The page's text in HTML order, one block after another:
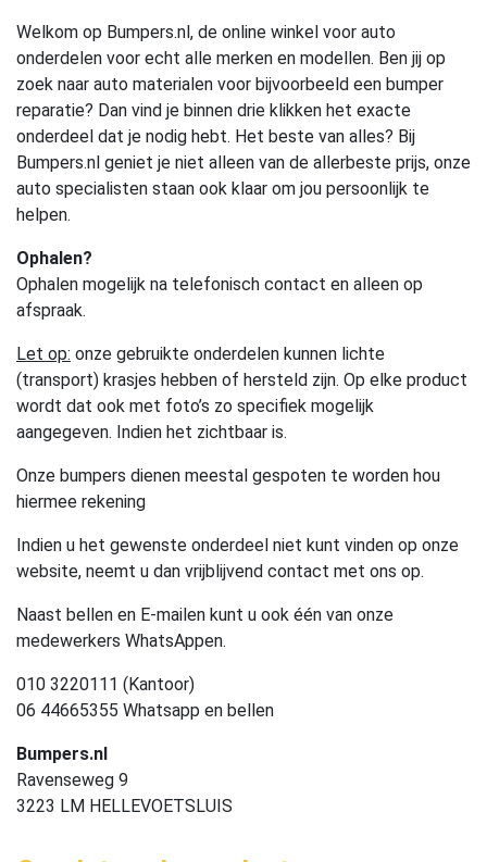
Welkom op Bumpers.nl, de online winkel voor auto
onderdelen voor echt alle merken en modellen. Ben jij op
zoek naar auto materialen voor bijvoorbeeld een bumper
reparatie? Dan vind je binnen drie klikken het exacte
onderdeel dat je nodig hebt. Het beste van alles? Bij
Bumpers.nl geniet je niet alleen van de allerbeste prijs, onze
auto specialisten staan ook klaar om jou persoonlijk te
helpen.
Ophalen?
Ophalen mogelijk na telefonisch contact en alleen op
afspraak.
Let op: onze gebruikte onderdelen kunnen lichte
(transport) krasjes hebben of hersteld zijn. Op elke product
wordt dat ook met foto’s zo specifiek mogelijk
aangegeven. Indien het zichtbaar is.
Onze bumpers dienen meestal gespoten te worden hou
hiermee rekening
Indien u het gewenste onderdeel niet kunt vinden op onze
website, neemt u dan vrijblijvend contact met ons op.
Naast bellen en E-mailen kunt u ook één van onze
medewerkers WhatsAppen.
010 3220111 (Kantoor)
06 44665355 Whatsapp en bellen
Bumpers.nl
Ravenseweg 9
3223 LM HELLEVOETSLUIS